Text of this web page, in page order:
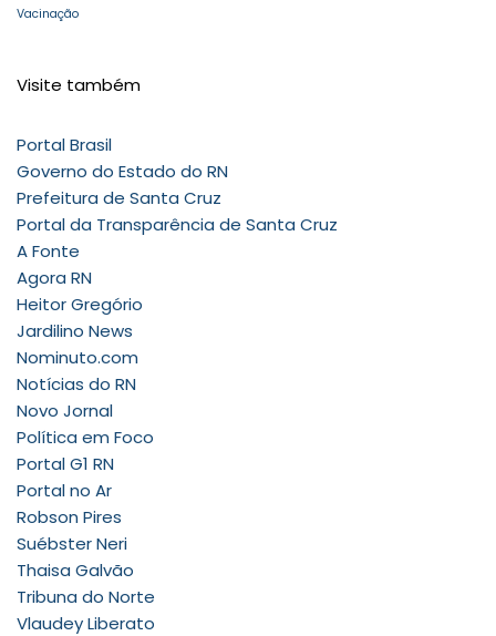
Vacinação
Visite também
Portal Brasil
Governo do Estado do RN
Prefeitura de Santa Cruz
Portal da Transparência de Santa Cruz
A Fonte
Agora RN
Heitor Gregório
Jardilino News
Nominuto.com
Notícias do RN
Novo Jornal
Política em Foco
Portal G1 RN
Portal no Ar
Robson Pires
Suébster Neri
Thaisa Galvão
Tribuna do Norte
Vlaudey Liberato